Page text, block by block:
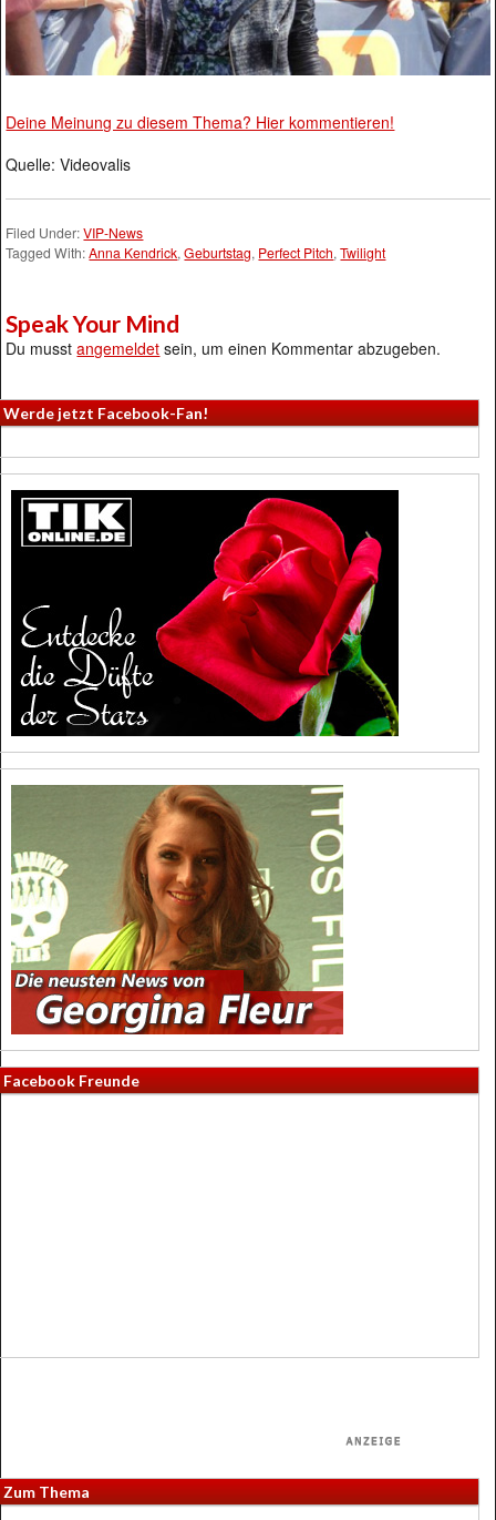
Deine Meinung zu diesem Thema? Hier kommentieren!
Quelle: Videovalis
Filed Under:VIP-News
Tagged With:Anna Kendrick,Geburtstag, Perfect Pitch,Twilight
Speak Your Mind
Du musstangemeldet sein, um einen Kommentar abzugeben.
Werde jetzt Facebook-Fan!
Facebook Freunde
Zum Thema